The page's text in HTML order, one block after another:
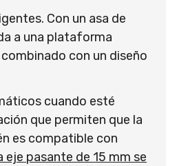
Con un asa de
a una plataforma
con un diseño
cuando esté
que permiten que la
es compatible con
eje pasante de 15 mm se